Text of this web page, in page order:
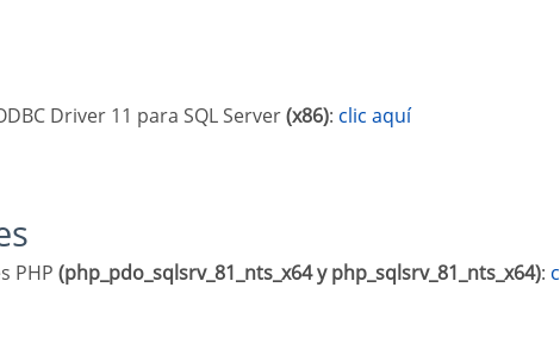
Driver 11 para SQL Server(x86): clic aquí
PHP (php_pdo_sqlsrv_81_nts_x64 y php_sqlsrv_81_nts_x64):